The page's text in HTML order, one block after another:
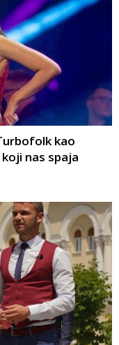
kao
nas spaja